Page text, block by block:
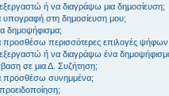
ή να διαγράψω μια δημοσίευση;
στη δημοσίευση μου;
δημοψήφισμα;
προσθέσω περισσότερες επιλογές ψήφων;
ή να διαγράψω ένα
σε μια Δ. Συζήτηση;
προσθέσω συνημμένα;
προειδοποίηση;